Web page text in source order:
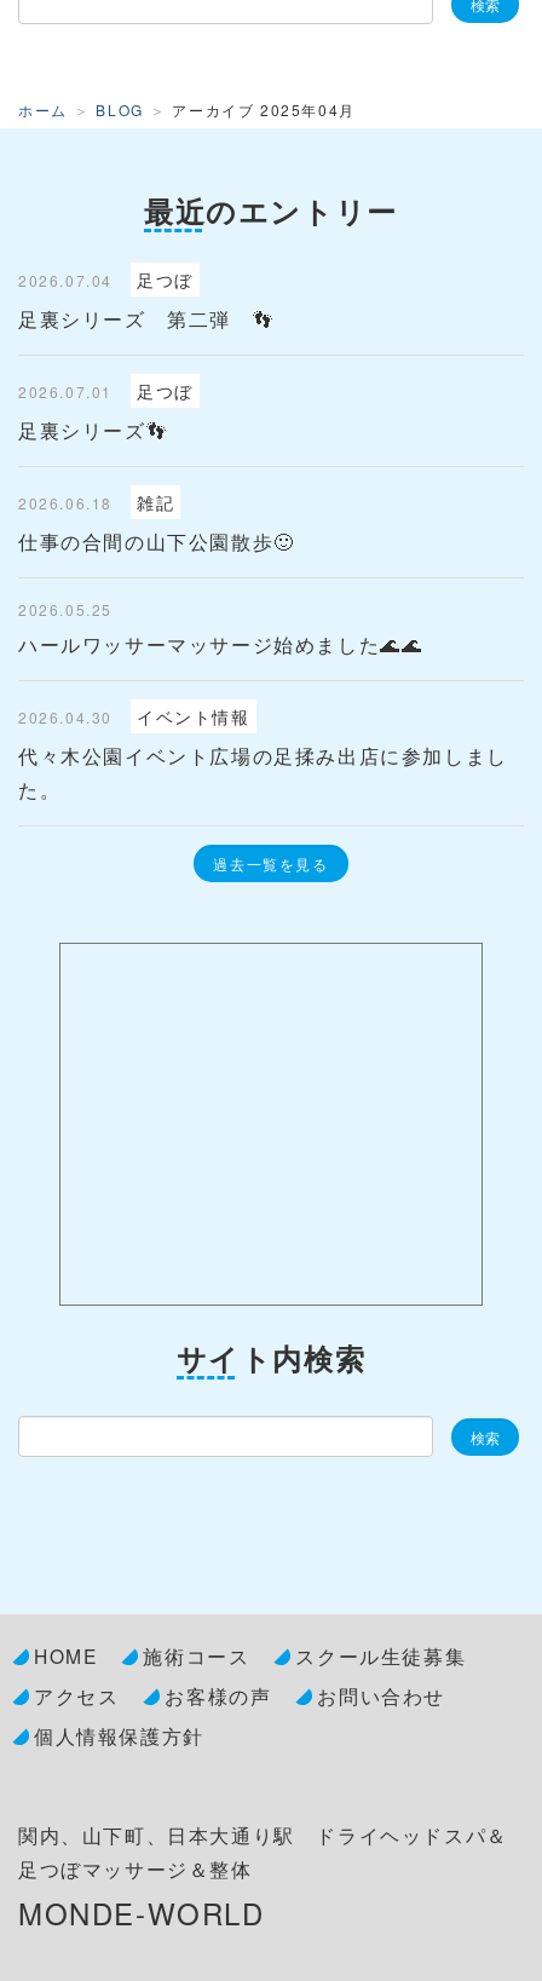
ホーム BLOG アーカイブ 2025年04月
最近のエントリー
2026.07.04 足つぼ
足裏シリーズ 第二弾 👣
2026.07.01 足つぼ
足裏シリーズ👣
2026.06.18 雑記
仕事の合間の山下公園散歩🙂
2026.05.25
ハールワッサーマッサージ始めました🌊🌊
2026.04.30 イベント情報
代々木公園イベント広場の足揉み出店に参加しまし
た。
過去一覧を見る
サイト内検索
HOME 施術コース
スクール生徒募集
アクセス
お客様の声
お問い合わせ
個人情報保護方針
関内、山下町、日本大通り駅 ドライヘッドスパ＆
足つぼマッサージ＆整体
MONDE-WORLD